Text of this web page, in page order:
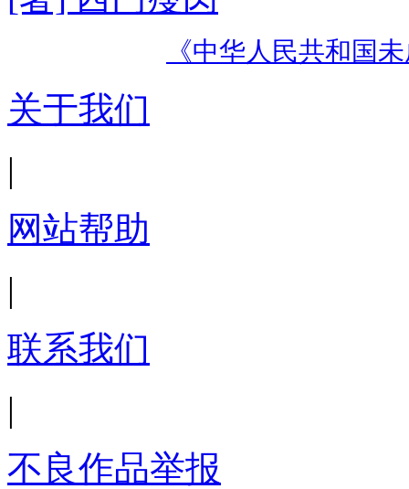
《中华人民共和国
关于我们
|
网站帮助
|
联系我们
|
不良作品举报